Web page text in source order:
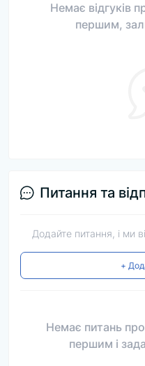
Немає відгуків
першим,
Питання та
Додайте питання, і ми
+
Немає питань
першим і